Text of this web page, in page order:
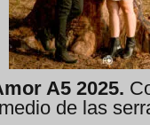
A5 2025.
de las